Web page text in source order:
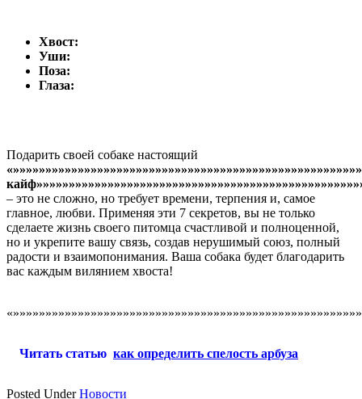
Хвост:
Уши:
Поза:
Глаза:
Подарить своей собаке настоящий
– это не сложно, но требует времени, терпения и, самое
главное, любви. Применяя эти 7 секретов, вы не только
сделаете жизнь своего питомца счастливой и полноценной,
но и укрепите вашу связь, создав нерушимый союз, полный
радости и взаимопонимания. Ваша собака будет благодарить
вас каждым вилянием хвоста!
Читать статью как определить спелость арбуза
Posted UnderНовости